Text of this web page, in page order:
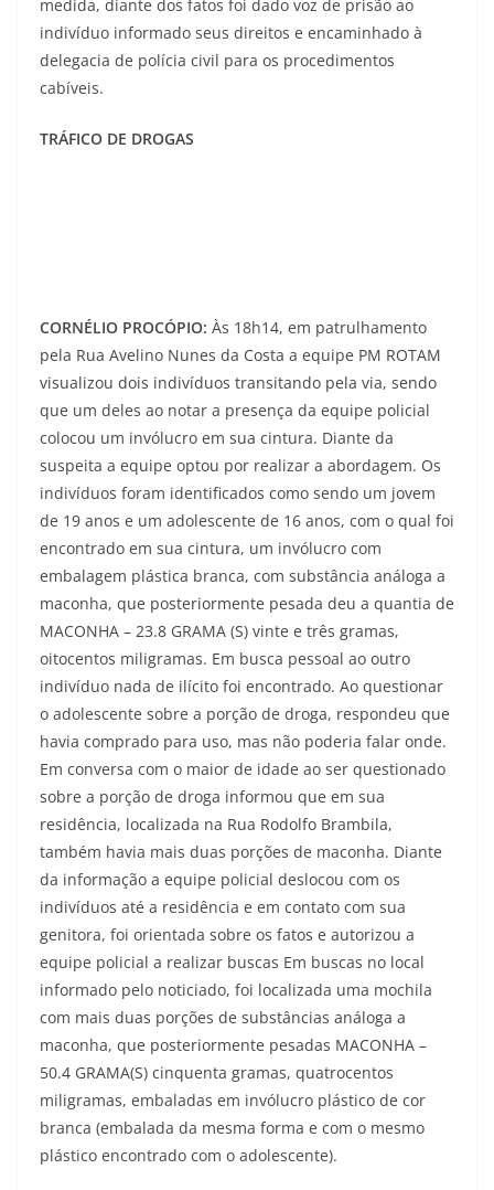
medida, diante dos fatos foi dado voz de prisão ao
indivíduo informado seus direitos e encaminhado à
delegacia de polícia civil para os procedimentos
cabíveis.
TRÁFICO DE DROGAS
CORNÉLIO PROCÓPIO: Às 18h14, em patrulhamento
pela Rua Avelino Nunes da Costa a equipe PM ROTAM
visualizou dois indivíduos transitando pela via, sendo
que um deles ao notar a presença da equipe policial
colocou um invólucro em sua cintura. Diante da
suspeita a equipe optou por realizar a abordagem. Os
indivíduos foram identificados como sendo um jovem
de 19 anos e um adolescente de 16 anos, com o qual foi
encontrado em sua cintura, um invólucro com
embalagem plástica branca, com substância análoga a
maconha, que posteriormente pesada deu a quantia de
MACONHA – 23.8 GRAMA (S) vinte e três gramas,
oitocentos miligramas. Em busca pessoal ao outro
indivíduo nada de ilícito foi encontrado. Ao questionar
o adolescente sobre a porção de droga, respondeu que
havia comprado para uso, mas não poderia falar onde.
Em conversa com o maior de idade ao ser questionado
sobre a porção de droga informou que em sua
residência, localizada na Rua Rodolfo Brambila,
também havia mais duas porções de maconha. Diante
da informação a equipe policial deslocou com os
indivíduos até a residência e em contato com sua
genitora, foi orientada sobre os fatos e autorizou a
equipe policial a realizar buscas Em buscas no local
informado pelo noticiado, foi localizada uma mochila
com mais duas porções de substâncias análoga a
maconha, que posteriormente pesadas MACONHA –
50.4 GRAMA(S) cinquenta gramas, quatrocentos
miligramas, embaladas em invólucro plástico de cor
branca (embalada da mesma forma e com o mesmo
plástico encontrado com o adolescente).